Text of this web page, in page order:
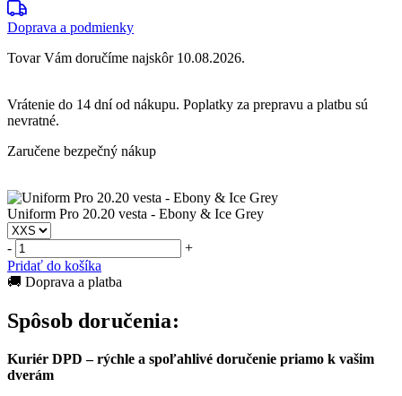
Doprava a podmienky
Tovar Vám doručíme najskôr 10.08.2026.
Vrátenie do 14 dníod nákupu. Poplatky za prepravu a platbu sú
nevratné.
Zaručene bezpečný nákup
Uniform Pro 20.20 vesta - Ebony & Ice Grey
-
+
Pridať do košíka
🚚 Doprava a platba
Spôsob doručenia:
Kuriér DPD – rýchle a spoľahlivé doručenie priamo k vašim
dverám